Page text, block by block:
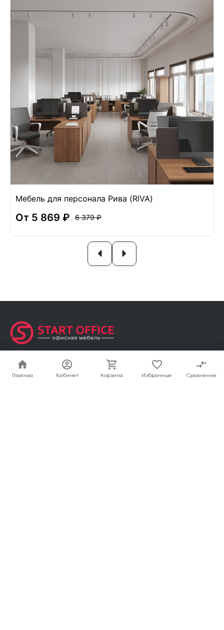
Главная Кабинет Корзина Избранные Сравнение
Главная Кабинет Корзина Избранные Сравнение
Мебель для персонала Рива (RIVA)
От 5 869 ₽ 6 379 ₽
Адрес
Москва, г. Мытищи, Олимпийский проспект Вл13